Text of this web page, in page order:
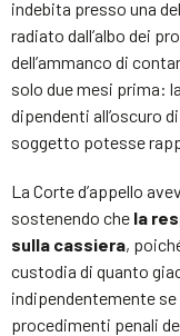
indebita presso una
radiato dall’albo dei
dell’ammanco di
solo due mesi prima:
dipendenti all’oscuro
soggetto potesse
La Corte d’appello
sostenendo che la
sulla cassiera,
custodia di quanto
indipendentemente
procedimenti penali